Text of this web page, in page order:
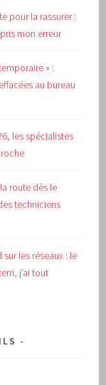
pour la rassurer :
mon erreur
» :
au bureau
les spécialistes
route dès le
techniciens
les réseaux : le
j’ai tout